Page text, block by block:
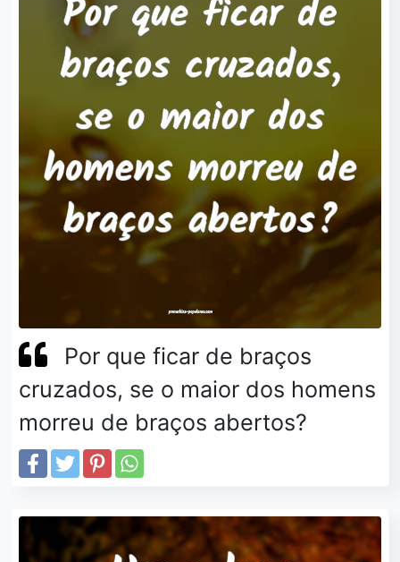
Por que ficar de braços
cruzados, se o maior dos homens
morreu de braços abertos?